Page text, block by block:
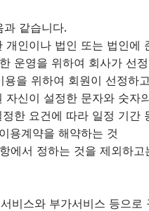
같습니다.
인이나 법인 또는 법인에
운영을 위하여 회사가 선
을 위하여 회원이 선정하
신이 설정한 문자와 숫자
한 요건에 따라 일정 기간
용계약을 해약하는 것
에서 정하는 것을 제외하
비스와 부가서비스 등으로